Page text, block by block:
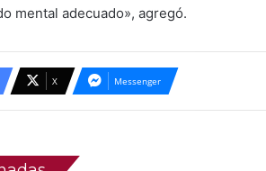
mental adecuado», agregó.
X Messenger